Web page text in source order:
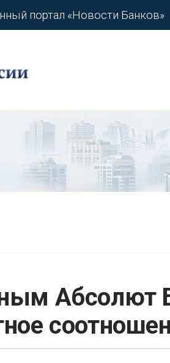
портал «Новости Банков»
Абсолют